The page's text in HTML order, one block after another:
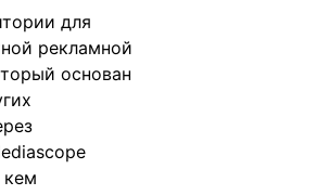
для
рекламной
основан